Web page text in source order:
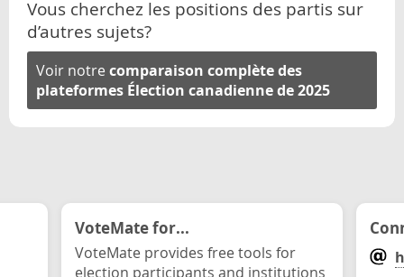
Vous cherchez les positions des partis sur
d’autres sujets?
Voir notre comparaison complète des
plateformes Élection canadienne de 2025
VoteMate for...
VoteMate provides free tools for
election participants and institutions